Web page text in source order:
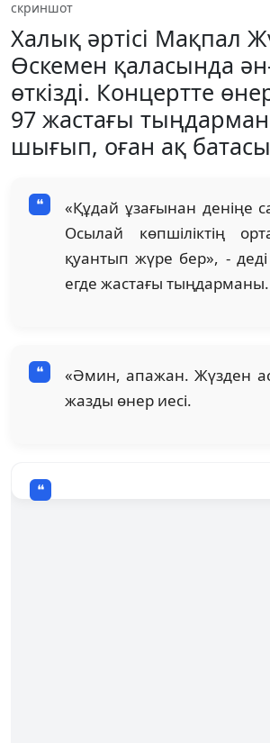
скриншот
Халық әртісі Мақпал
Өскемен қаласында
өткізді. Концертте
97 жастағы
шығып, оған ақ
«Құдай ұзағынан деніңе
Осылай көпшіліктің
қуантып жүре бер», - деді
егде жастағы тыңдарманы.
«Әмин, апажан. Жүзден
жазды өнер иесі.